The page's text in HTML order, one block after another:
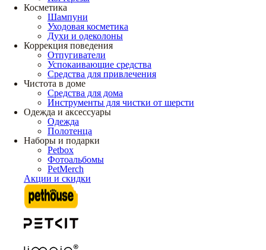
Косметика
Шампуни
Уходовая косметика
Духи и одеколоны
Коррекция поведения
Отпугиватели
Успокаивающие средства
Средства для привлечения
Чистота в доме
Средства для дома
Инструменты для чистки от шерсти
Одежда и аксессуары
Одежда
Полотенца
Наборы и подарки
Petbox
Фотоальбомы
PetMerch
Акции и скидки